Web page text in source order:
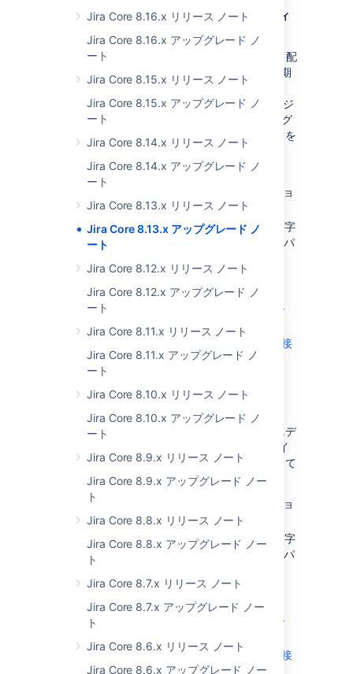
Jira Core 8.16.x リリース ノート
Jira Core 8.16.x アップグレード ノ
ート
Jira Core 8.15.x リリース ノート
Jira Core 8.15.x アップグレード ノ
ート
Jira Core 8.14.x リリース ノート
Jira Core 8.14.x アップグレード ノ
ート
Jira Core 8.13.x リリース ノート
Jira Core 8.13.x アップグレード ノ
ート
Jira Core 8.12.x リリース ノート
Jira Core 8.12.x アップグレード ノ
ート
Jira Core 8.11.x リリース ノート
Jira Core 8.11.x アップグレード ノ
ート
Jira Core 8.10.x リリース ノート
Jira Core 8.10.x アップグレード ノ
ート
Jira Core 8.9.x リリース ノート
Jira Core 8.9.x アップグレード ノー
ト
Jira Core 8.8.x リリース ノート
Jira Core 8.8.x アップグレード ノー
ト
Jira Core 8.7.x リリース ノート
Jira Core 8.7.x アップグレード ノー
ト
Jira Core 8.6.x リリース ノート
Jira Core 8.6.x アップグレード ノー
推奨される解決策: MySQL コミュニティ エディ
MySQL コミュニティ版 5.7.27 以前のバイナリ配
布は yaSSL でコンパイルされているため、初期
設定では TLS 1.2 をサポートしていません。
MySQL コミュニティ版 5.7.28 以降 (このバージ
ョンは OpenSSL ライブラリを使用) にアップグ
レードして、以下のいずれかの方法で TLS 1.2 を
介して安全な接続を許可することをお勧めしま
MySQL コネクタ/J ドライバーをバージョ
ン 8.0.19 以降にアップグレードする。
dbconfig.xml の MySQL JDBC 接続文字
列に
パ
MySQL 5.7 リファレンス マニュアル —
2.11 MySQL のアップグレード
Jira アプリケーションを MySQL 5.7 に接
続する
解決策 2: MySQL コミュニティ エディション
または、OpenSSL と MySQL コミュニティ エデ
ィション 5.7.27 以降のバージョンを再コンパイ
ルして、次のいずれかの方法で TLS 1.2 を介して
安全な接続を許可します。
MySQL コネクタ/J ドライバーをバージョ
ン 8.0.19 以降にアップグレードする。
dbconfig.xml
の MySQL JDBC 接続文字
列に
パ
ラメーターを追加します。
MySQL 5.7 リファレンス マニュアル —
Jira アプリケーションを MySQL 5.7 に接
続する